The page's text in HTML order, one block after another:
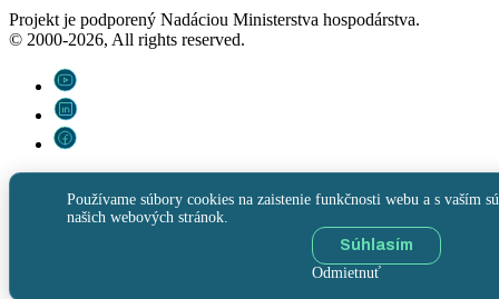
Projekt je podporený Nadáciou Ministerstva hospodárstva.
© 2000-2026, All rights reserved.
Používame súbory cookies na zaistenie funkčnosti webu a s vaším
našich webových stránok.
Súhlasím
Odmietnuť